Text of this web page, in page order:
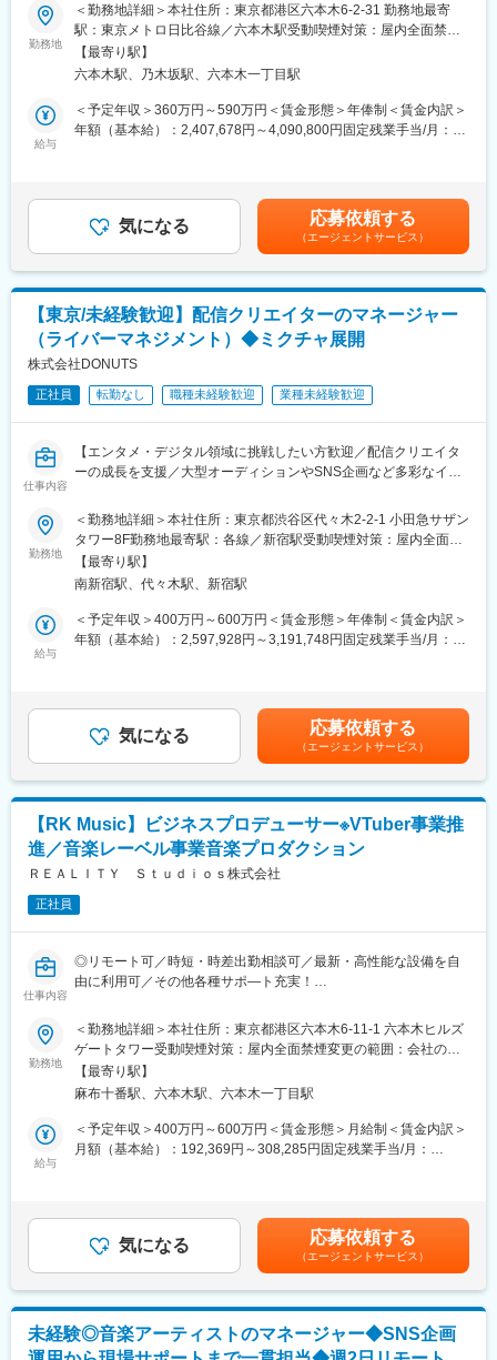
テインメントカンパニーとして、エンタメに纏わる多様なコンテ
ンツビジネスを展開
・安定した経営基盤と整った福利厚生を持ちながらも、年次や社
歴に関わらず積極的なチャレンジが評価される社風
ブ企画、制作、アーティストグッズの企画、制作、アーティスト
の発掘、マネージメント等、エンターテインメントにまつわる多
ら、仕事を進めていけることが魅力の一つです
・また、新たな企画や、クリエイティブなアイデアを、積極的に
提案できるチャンスが豊富にあるため、エンターテインメントの
新たなカタチを世の中に提案したい方には、絶好の環境です
変更の範囲：会社の定める業務
■業務内容：
当社のアーティストマネージャーとして、所属アーティストのト
ータルマネージメントを一貫してお任せします！
ゆくゆくはアーティストがより飛躍するためのブランディング・
プロデュース戦略の策定等にもチャレンジ可能。
社内にライブ制作チームや、グッズ制作チームがいるからこそ、
大きな裁量のもとで「新しいトータルマネジメント」を実現でき
■業務詳細：
◆LIVE やレコーディング、撮影などへの同行・サポート
◆スケジュール管理、送迎
【ゆくゆくは以下の業務もお任せしていきたいと思っています】
◆担当アーティストのブランディング戦略立案
■魅力：
徐々に仕事をお任せしていきます。CDリリース時などはメディア
の露出が増えるので、早朝から深夜までアーティストにつきっき
が発生する可能性もあります。ヴァイタリティの求められる仕事
ですが、アーティストの活躍とヒットの影の立役者として、アー
ティストと二人三脚で進んでいく、大変重要なポジションです。
既に実績のあるアーティストは、更なる飛躍へと繋げていく。育
略を練り、成長を支えていくフェーズから携わることができま
す。
ってきた楽曲の著作権管理ビジネスに加え、現在では多くのコン
テンツ事業を展開し、多様な事業インフラを保有しています。
・音楽市場の激しい変化に対して、能動的に対応し、自らも変化
することを恐れないベンチャーマインドを持つ社風です。既存の
やり方に囚われず、主体的に行動できる方、新たな価値を提案・
具現化できる方を歓迎します。
変更の範囲：会社の定める業務
勤務地
＜勤務地詳細＞本社住所：東京都港区六本木6-2-31 勤務地最寄
駅：東京メトロ日比谷線／六本木駅受動喫煙対策：屋内全面禁煙
変更の範囲：会社の定める事業所
【最寄り駅】
六本木駅、乃木坂駅、六本木一丁目駅
給与
＜予定年収＞360万円～590万円＜賃金形態＞年俸制＜賃金内訳＞
年額（基本給）：2,407,678円～4,090,800円固定残業手当/月：
気になる 応募依頼する
（エージェントサービス）
【東京/未経験歓迎】配信クリエイターのマネージャー
（ライバーマネジメント）◆ミクチャ展開
株式会社DONUTS
正社員 転勤なし 職種未経験歓迎 業種未経験歓迎
仕事内容
【エンタメ・デジタル領域に挑戦したい方歓迎／配信クリエイタ
ーの成長を支援／大型オーディションやSNS企画など多彩なイベ
メディア事業やゲーム事業をはじめ、さまざまなインターネット
サービスを手掛ける当社。今回募集するのは、当社が展開するラ
イブコミュニケーションプラットフォームにおいて、配信クリエ
イターのマネジメント業務を担当いただくポジションです。
■業務概要
ライブ配信プラットフォームで活動する配信クリエイターの発掘
上に向けた戦略立案・実行を行い、配信者としての成功を後押し
していただく役割です。
で活躍できる人材の発掘・アプローチを行います。
2）クリエイターマネジメント・成長支援
└配信内容や活動方針のアドバイスを行いながら、課題解決や目
また、企業向けにはインフルエンサー活用やプロモーション施策
の提案を行い、双方の価値創出を支援します。
務を中心に担当いただきます。
その他、以下の業務に携わる機会もあります。
4）イベントやオーディションの運営サポート
5）外部企業・各種コンテンツとのタイアップ推進
6）配信実績や各種データの集計・分析、レポート作成
・担当したクリエイターの成長を間近で感じられる
・目標達成や夢の実現を一緒に喜べる
■組織について
【中途入社メンバー多数活躍中】
現在在籍しているメンバーの多くが異業界・異職種からキャリア
チェンジしています。
実力や成果を重視する風土があり、年齢や社歴に関係なくチャレ
勤務地
＜勤務地詳細＞本社住所：東京都渋谷区代々木2-2-1 小田急サザン
タワー8F勤務地最寄駅：各線／新宿駅受動喫煙対策：屋内全面禁
煙変更の範囲：会社の定める事業所
【最寄り駅】
南新宿駅、代々木駅、新宿駅
給与
＜予定年収＞400万円～600万円＜賃金形態＞年俸制＜賃金内訳＞
年額（基本給）：2,597,928円～3,191,748円固定残業手当/月：
補足＞※給与詳細は、前職のご経験とスキルにもとづき、決定しま
す。■給与改定：年2回賃金はあくまでも目安の金額であり、選考
を通じて上下する可能性があります。月給(月額)は固定手当を含め
た表記です。
気になる 応募依頼する
（エージェントサービス）
【RK Music】ビジネスプロデューサー※VTuber事業推
進／音楽レーベル事業音楽プロダクション
ＲＥＡＬＩＴＹ Ｓｔｕｄｉｏｓ株式会社
正社員
仕事内容
◎リモート可／時短・時差出勤相談可／最新・高性能な設備を自
由に利用可／その他各種サポ―ト充実！
所を運営
■採用概要：
弊社はグリー株式会社(東証プライム上場)の100%子会社として
2023年に設立されました。設立初 年度から売上成長は13倍の急
成長を遂げている企業です。
【RK Music_事業内容】
ンガー）特化型の音楽プロダクションです。KMNZ、HACHI、
VESPERBELLなど、個性豊かなアーティストが所属し、音楽制
作・ライブ・映像コンテンツなど多彩な活動を展開。3D技術やメ
・RK Music 公式サイト：https://rkmusic.jp/
勤務地
＜勤務地詳細＞本社住所：東京都港区六本木6-11-1 六本木ヒルズ
ゲートタワー受動喫煙対策：屋内全面禁煙変更の範囲：会社の定
める事業所
【最寄り駅】
麻布十番駅、六本木駅、六本木一丁目駅
給与
＜予定年収＞400万円～600万円＜賃金形態＞月給制＜賃金内訳＞
月額（基本給）：192,369円～308,285円固定残業手当/月：
でも目安の金額であり、選考を通じて上下する可能性がありま
す。月給(月額)は固定手当を含めた表記です。
気になる 応募依頼する
（エージェントサービス）
未経験◎音楽アーティストのマネージャー◆SNS企画